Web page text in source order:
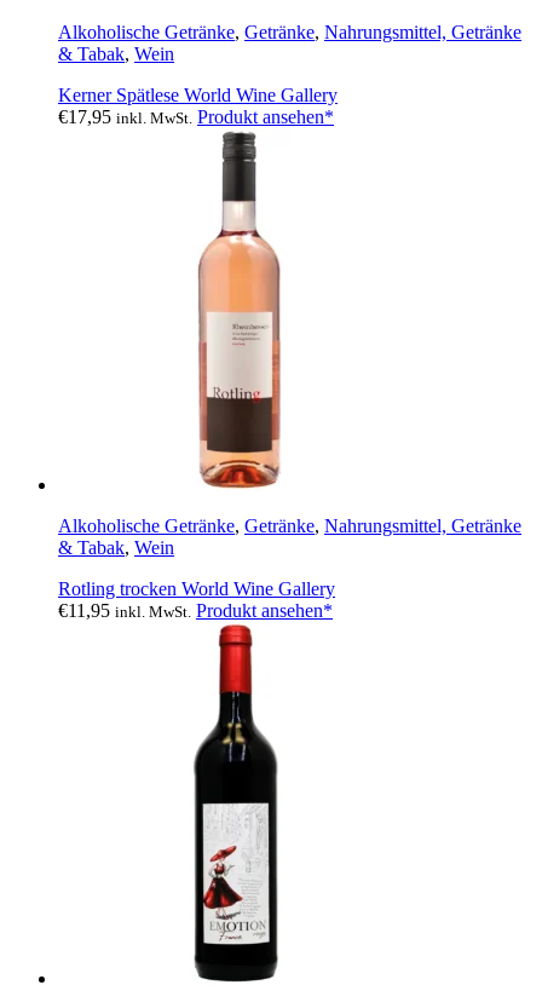
Alkoholische Getränke, Getränke, Nahrungsmittel, Getränke
& Tabak, Wein
Kerner Spätlese World Wine Gallery
€17,95 inkl. MwSt. Produkt ansehen*
Alkoholische Getränke, Getränke, Nahrungsmittel, Getränke
& Tabak, Wein
Rotling trocken World Wine Gallery
€11,95 inkl. MwSt. Produkt ansehen*